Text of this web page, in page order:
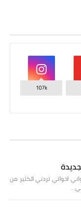
107k
اخواتي تردني الكثير من